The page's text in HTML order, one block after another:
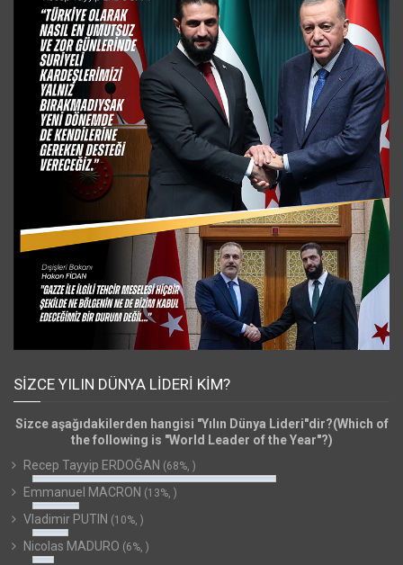
SIZCE YILIN DÜNYA LIDERI KIM?
Sizce aşağıdakilerden hangisi "Yılın Dünya Lideri"dir?(Which of
the following is "World Leader of the Year"?)
Recep Tayyip ERDOĞAN (68%, )
Emmanuel MACRON (13%, )
Vladimir PUTIN (10%, )
Nicolas MADURO (6%, )